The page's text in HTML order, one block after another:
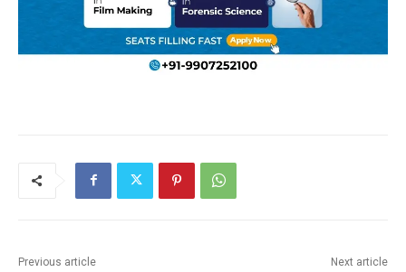
Previous article Next article